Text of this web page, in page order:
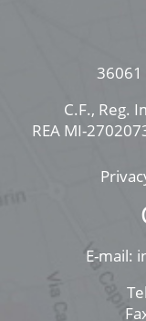
36061
C.F., Reg.
REA MI-
E-mail: